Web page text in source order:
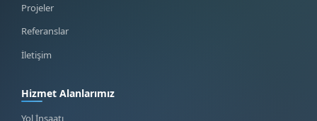
Projeler
Referanslar
İletişim
Hizmet Alanlarımız
Yol İnşaatı